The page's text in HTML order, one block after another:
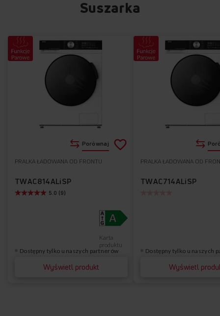
Suszarka
Dostępny tylko u naszych partnerów
PRALKA ŁADOWANA OD FRONTU
TWAC814ALiSP
Wyświetl produkt
5.0 (9)
Karta
produktu
Porównaj Dodaj
ulubionych
Dostępny tylko u naszych
PRALKA ŁADOWANA OD
TWAC714ALiSP
Wyświetl